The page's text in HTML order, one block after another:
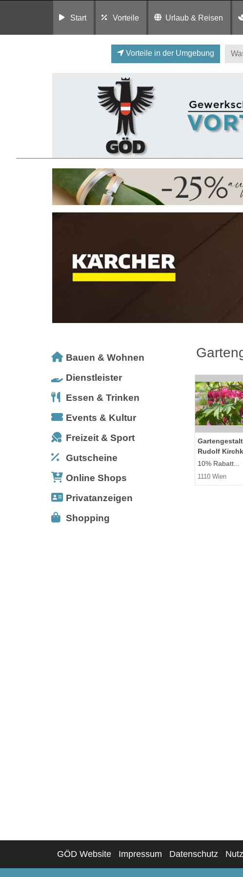
Start Vorteile Urlaub & Reisen
Vorteile in der Umgebung
Bauen & Wohnen
Dienstleister
Essen & Trinken
Events & Kultur
Freizeit & Sport
Gutscheine
Online Shops
Privatanzeigen
Shopping
Rudolf
10% Rabatt...
1110 Wien
GÖD Website Impressum Datenschutz